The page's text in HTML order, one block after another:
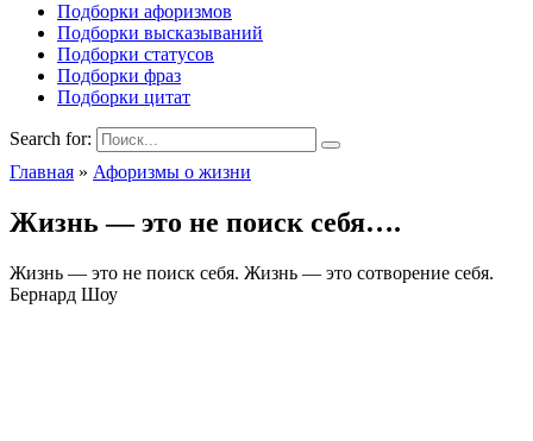
Подборки афоризмов
Подборки высказываний
Подборки статусов
Подборки фраз
Подборки цитат
Search for:
Главная » Афоризмы о жизни
Жизнь — это не поиск себя….
Жизнь — это не поиск себя. Жизнь — это сотворение себя.
Бернард Шоу